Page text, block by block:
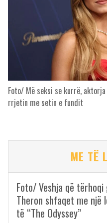
Foto/ Më seksi se kurrë,
rrjetin me setin e fundit
ME TË
Foto/ Veshja që
Theron shfaqet me
të “The Odyssey”